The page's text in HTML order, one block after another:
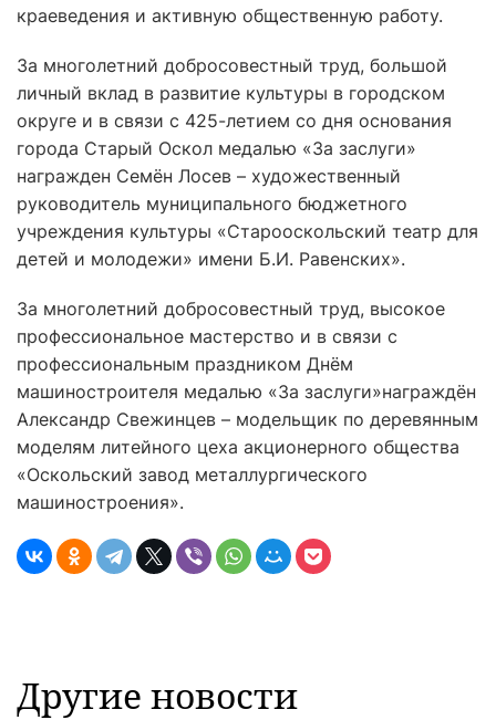
краеведения и активную общественную работу.
За многолетний добросовестный труд, большой
личный вклад в развитие культуры в городском
округе и в связи с 425-летием со дня основания
города Старый Оскол медалью «За заслуги»
награжден Семён Лосев – художественный
руководитель муниципального бюджетного
учреждения культуры «Старооскольский театр для
детей и молодежи» имени Б.И. Равенских».
За многолетний добросовестный труд, высокое
профессиональное мастерство и в связи с
профессиональным праздником Днём
машиностроителя медалью «За заслуги»награждён
Александр Свежинцев – модельщик по деревянным
моделям литейного цеха акционерного общества
«Оскольский завод металлургического
машиностроения».
Другие новости